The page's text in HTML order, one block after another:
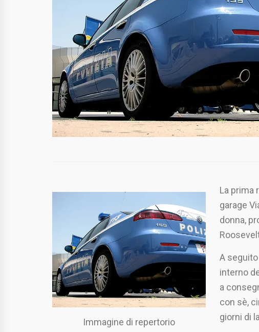
Immagine di repertorio
La prima
garage
donna,
A
interno
a
con sè,
giorni di